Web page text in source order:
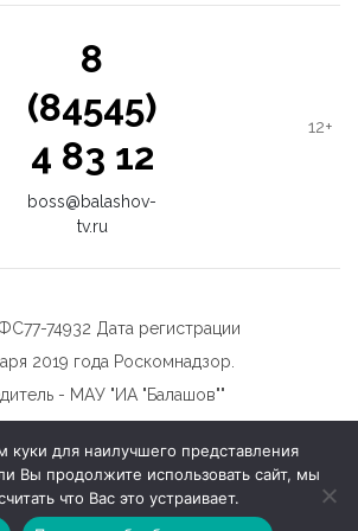
8
(84545)
4 83 12
boss@balashov-
tv.ru
12+
74932 Дата регистрации
2019 года Роскомнадзор.
- МАУ "ИА "Балашов""
куки для наилучшего представления
Вы продолжите использовать сайт, мы
что Вас это устраивает.